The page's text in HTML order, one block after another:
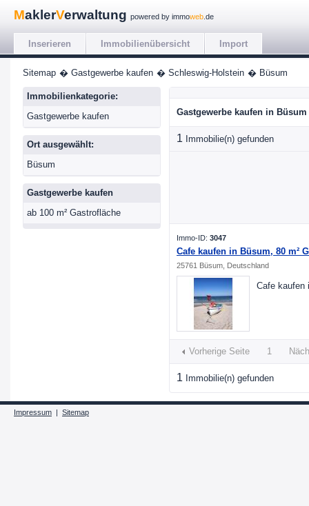
MaklerVerwaltung powered by immoweb .de
Inserieren Immobilienübersicht Import
Sitemap � Gastgewerbe kaufen � Schleswig-Holstein � Büsum
Immobilienkategorie:
Gastgewerbe kaufen
Ort ausgewählt:
Büsum
Gastgewerbe kaufen
ab 100 m² Gastrofläche
Gastgewerbe kaufen in Büsum
1 Immobilie(n) gefunden
Immo-ID: 3047
Cafe kaufen in Büsum, 80 m²
25761 Büsum, Deutschland
Cafe kaufen
Vorherige Seite 1
1 Immobilie(n) gefunden
Impressum | Sitemap